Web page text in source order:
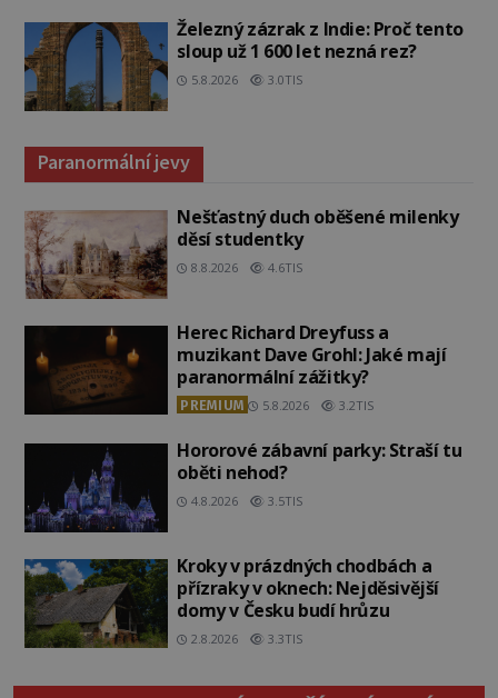
Železný zázrak z Indie: Proč tento
sloup už 1 600 let nezná rez?
5.8.2026 3.0TIS
Paranormální jevy
Nešťastný duch oběšené milenky
děsí studentky
8.8.2026 4.6TIS
Herec Richard Dreyfuss a
muzikant Dave Grohl: Jaké mají
paranormální zážitky?
PREMIUM 5.8.2026 3.2TIS
Hororové zábavní parky: Straší tu
oběti nehod?
4.8.2026 3.5TIS
Kroky v prázdných chodbách a
přízraky v oknech: Nejděsivější
domy v Česku budí hrůzu
2.8.2026 3.3TIS